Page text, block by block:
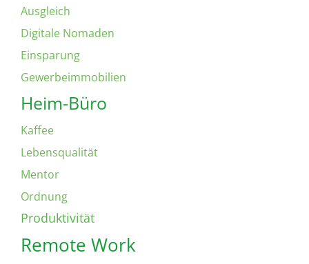
Ausgleich
Digitale Nomaden
Einsparung
Gewerbeimmobilien
Heim-Büro
Kaffee
Lebensqualität
Mentor
Ordnung
Produktivität
Remote Work